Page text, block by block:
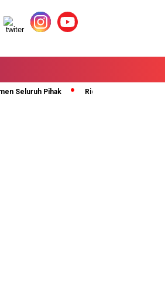
Pihak Rida Ananda Di Kukuhkan